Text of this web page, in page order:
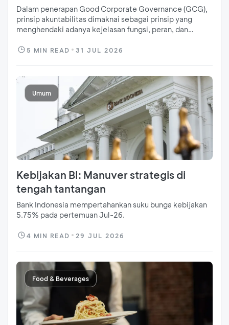
Dalam penerapan Good Corporate Governance (GCG),
prinsip akuntabilitas dimaknai sebagai prinsip yang
menghendaki adanya kejelasan fungsi, peran, dan
kemampuan perusahaan untuk
5 MIN READ 31 JUL 2026
Umum
Kebijakan BI: Manuver strategis di
tengah tantangan
Bank Indonesia mempertahankan suku bunga kebijakan
5.75% pada pertemuan Jul-26.
4 MIN READ 29 JUL 2026
Food & Beverages